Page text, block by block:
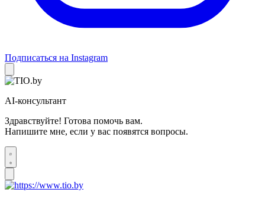
Подписаться на Instagram
AI-консультант
Здравствуйте! Готова помочь вам.
Напишите мне, если у вас появятся вопросы.